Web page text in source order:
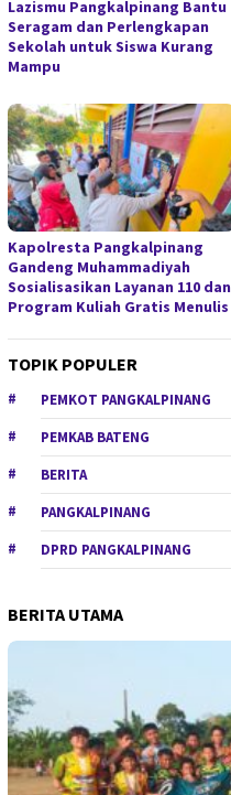
Lazismu Pangkalpinang Bantu
Seragam dan Perlengkapan
Sekolah untuk Siswa Kurang
Mampu
Kapolresta Pangkalpinang
Gandeng Muhammadiyah
Sosialisasikan Layanan 110 dan
Program Kuliah Gratis Menulis
TOPIK POPULER
PEMKOT PANGKALPINANG
PEMKAB BATENG
BERITA
PANGKALPINANG
DPRD PANGKALPINANG
BERITA UTAMA